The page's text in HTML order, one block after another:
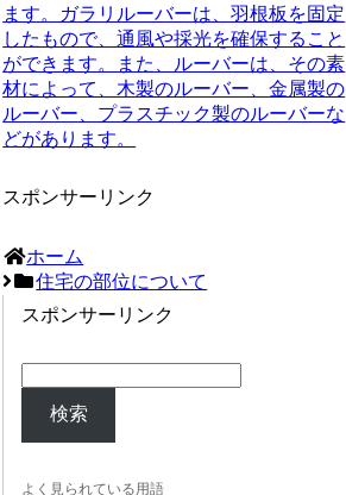
ます。ガラリルーバーは、羽根板を固定
したもので、通風や採光を確保すること
ができます。また、ルーバーは、その素
材によって、木製のルーバー、金属製の
ルーバー、プラスチック製のルーバーな
どがあります。
スポンサーリンク
ホーム
住宅の部位について
スポンサーリンク
検索
よく見られている用語